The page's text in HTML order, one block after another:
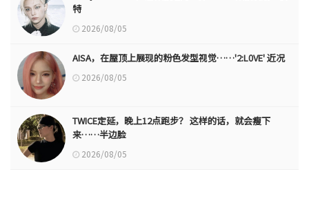
特
2026/08/05
AISA，在屋顶上展现的粉色发型视觉……'2:L0VE' 近况
2026/08/05
TWICE定延，晚上12点跑步？ 这样的话，就会瘦下
来……半边脸
2026/08/05